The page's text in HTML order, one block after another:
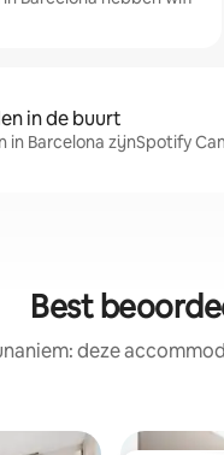
in de buurt
Barcelona zijnSpotify
Best
deze